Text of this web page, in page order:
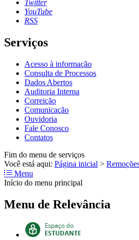
Twitter
YouTube
RSS
Serviços
Acesso à informação
Consulta de Processos
Dados Abertos
Auditoria Interna
Correição
Comunicação
Ouvidoria
Fale Conosco
Contatos
Fim do menu de serviços
Você está aqui: Página inicial >
Menu
Início do menu principal
Menu de Relevância